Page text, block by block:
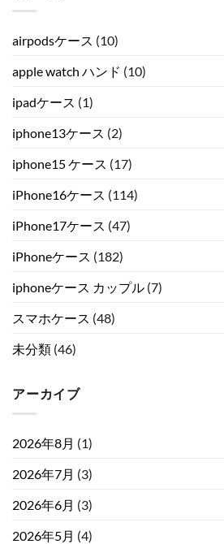
airpodsケース (10)
apple watch ハンド (10)
ipadケース (1)
iphone13ケース (2)
iphone15 ケース (17)
iPhone16ケース (114)
iPhone17ケース (47)
iPhoneケース (182)
iphoneケース カップル (7)
スマホケース (48)
未分類 (46)
アーカイブ
2026年8月 (1)
2026年7月 (3)
2026年6月 (3)
2026年5月 (4)